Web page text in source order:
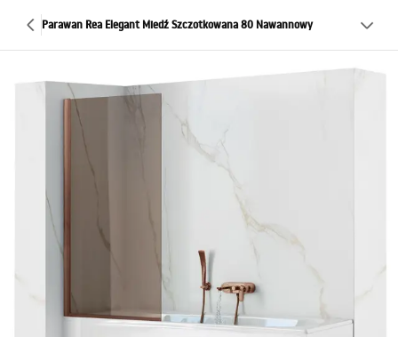
Parawan Rea Elegant Miedź Szczotkowana 80 Nawannowy